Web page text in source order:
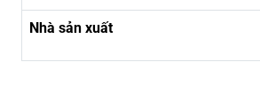
Nhà sản xuất